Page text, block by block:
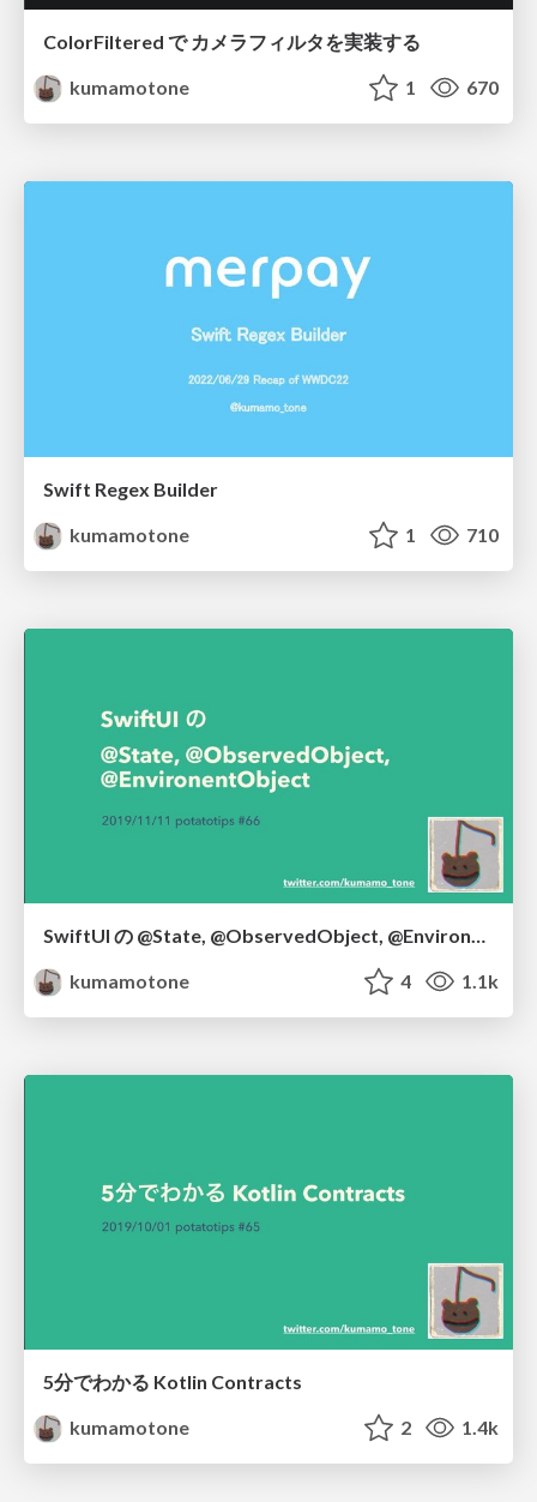
ColorFiltered で カメラフィルタを実装する
kumamotone
1 670
Swift Regex Builder
kumamotone
1 710
SwiftUI の @State, @ObservedObject, @EnvironmentObject
kumamotone
4 1.1k
5分でわかる Kotlin Contracts
kumamotone
2 1.4k